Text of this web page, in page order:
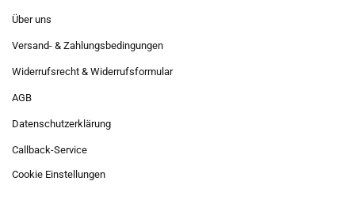
Über uns
Versand- & Zahlungsbedingungen
Widerrufsrecht & Widerrufsformular
AGB
Datenschutzerklärung
Callback-Service
Cookie Einstellungen